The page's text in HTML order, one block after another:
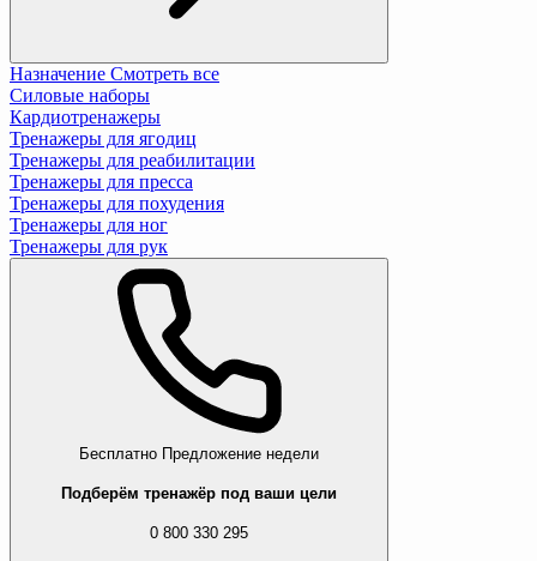
Назначение Смотреть все
Силовые наборы
Кардиотренажеры
Тренажеры для ягодиц
Тренажеры для реабилитации
Тренажеры для пресса
Тренажеры для похудения
Тренажеры для ног
Тренажеры для рук
Бесплатно Предложение недели
Подберём тренажёр под ваши цели
0 800 330 295